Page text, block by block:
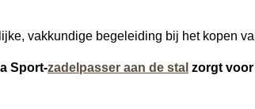
vakkundige begeleiding bij het kopen
Sport-zadelpasser aan de stal zorgt